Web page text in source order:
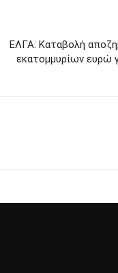
ΕΛΓΑ: Καταβολή
εκατομμυρίων ευρώ